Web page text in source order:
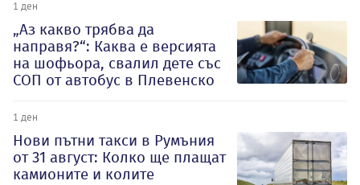
1 ден
„Аз какво трябва да
направя?“: Каква е версията
на шофьора, свалил дете със
СОП от автобус в Плевенско
1 ден
Нови пътни такси в Румъния
от 31 август: Колко ще плащат
камионите и колите